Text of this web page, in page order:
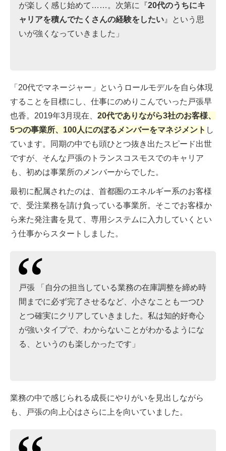
が楽しく感じ始めて……。次第に『20代のうちにキ
ャリアを積んでたくさんの経験をしたい 』という思
いが強くなっていきました」
「20代でマネージャー」というロールモデルを自ら体現
することを目標にし、仕事にのめりこんでいった戸張早
也香。2019年3月現在、 20代でありながら3社のお客様、
5つの事業所、100人にのぼるメンバーをマネジメント し
ています。同期の中でも頭ひとつ抜き出たスピード出世
ですが、そんな戸張のトランスコスモスでのキャリア
も、初めは事業所のメンバーからでした。
最初に配属されたのは、首都圏のエネルギー系のお客様
で、受注業務を請け負っている事業所。そこでお客様か
ら来た発注書を見て、専用システムに入力していくとい
う仕事からスタートしました。
戸張 「自分の担当している業務の在庫調整を締め時
間までに必ず完了させるなど、小さなことも一つひ
とつ確実にクリアしていきました。私は知的好奇心
が強いタイプで、わからないことがわかるようにな
る、というのも楽しかったです」
業務の中で感じられる成長にやりがいを見出しながら
も、戸張の向上心はさらに上を向いていました。